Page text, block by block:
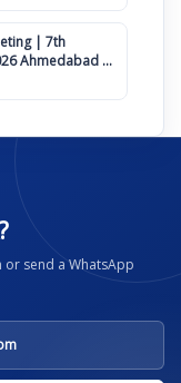
| 7th
Ahmedabad on
or send a WhatsApp